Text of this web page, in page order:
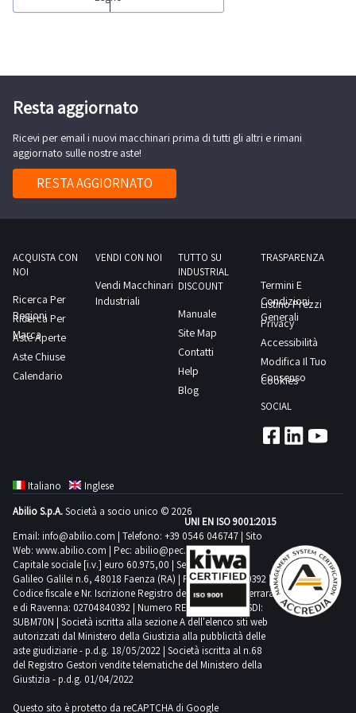
colonna
Route
Sega
da
banco
Salvarani
300-
Minuteira
molto
per
visionare
l'elenco
completo
dei
beni
inclusi
in
questo
lotto.Beni
da
37cm.Macchina
utilizzata
per
eseguire
Rover
9.50
sprovvisto
di
computer
-
Piallatrice
filo
Group
banco
SCM
INDUSTRIA
T55W
ELITE
S,
-
Carrello
elevatore
a
Resta aggiornato
Ricevi per email i nuovi macchinari prima di tutti gli altri e rimani
aggiornato sulle nostre aste!
RESTA AGGIORNATO
ACQUISTA CON
NOI
Ricerca Per
Regioni
Ricerca Per
Marca
Aste Aperte
Aste Chiuse
Calendario
VENDI CON NOI
Vendi Macchinari
Industriali
TUTTO SU
INDUSTRIAL
DISCOUNT
Manuale
Site Map
Contatti
Help
Blog
TRASPARENZA
Termini E
Condizioni
Generali
Listino Prezzi
Privacy
Accessibilità
Modifica Il Tuo
Consenso
Cookies
SOCIAL
Italiano
Inglese
Abilio S.p.A.Società a socio unico © 2026
Email: info@abilio.com | Telefono: +39 0546 046747 | Sito
Web: www.abilio.com | Pec: abilio@pec.illimity.com
Capitale sociale [i.v.] euro 60.975,00 | Sede legale in Via
Galileo Galilei n.6, 48018 Faenza (RA) | P.IVA: 02704840392 |
Codice fiscale e Nr. Iscrizione Registro delle Imprese di Ferrara
e di Ravenna: 02704840392 | Numero REA RA 224830 | SDI:
SUBM70N | Società iscritta alla sezione A dell'elenco siti web
autorizzati dal Ministero della Giustizia alla pubblicità delle
aste giudiziarie - p.d.g. 18/05/2022 | Società iscritta al n.68
del Registro Gestori vendite telematiche del Ministero della
Giustizia - p.d.g. 01/04/2022
Questo sito è protetto da reCAPTCHA di Google
UNI EN ISO 9001:2015